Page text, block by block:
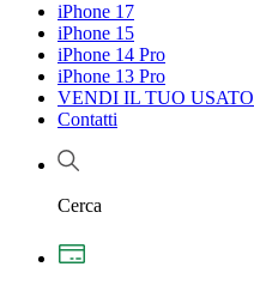
iPhone 17
iPhone 15
iPhone 14 Pro
iPhone 13 Pro
VENDI IL TUO USATO
Contatti
Cerca